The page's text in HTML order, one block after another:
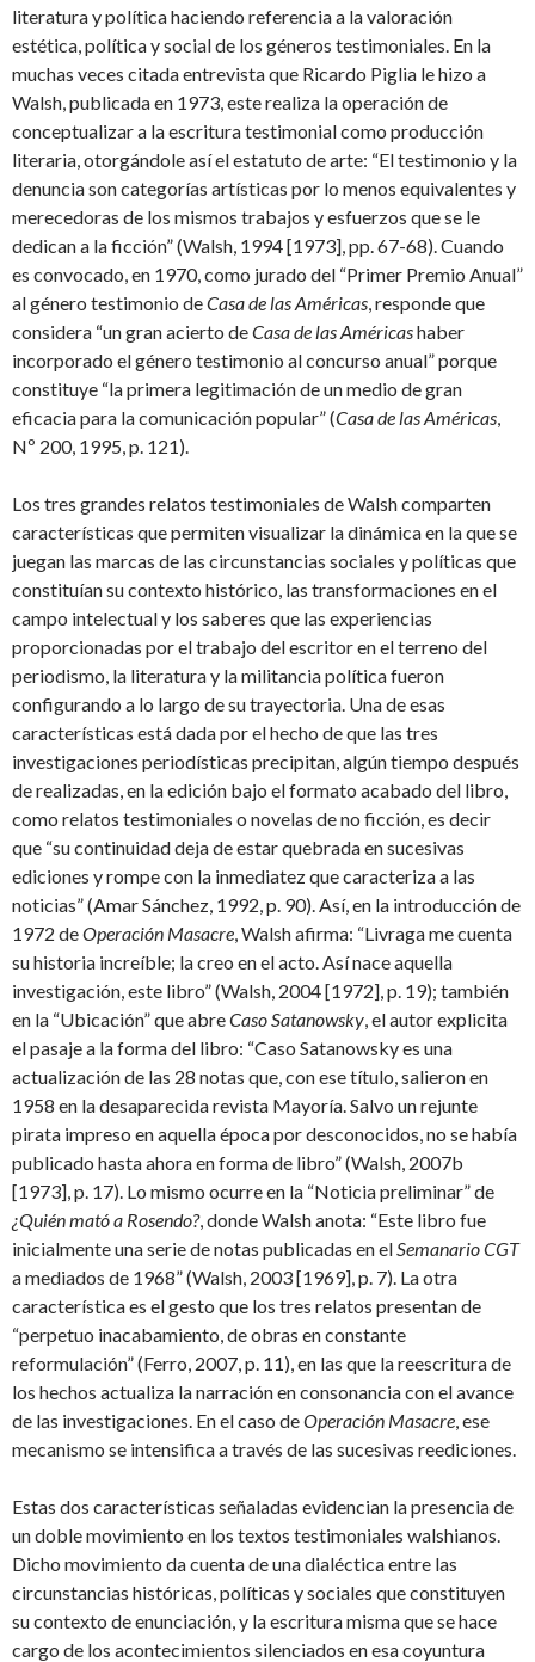
literatura y política haciendo referencia a la valoración
estética, política y social de los géneros testimoniales. En la
muchas veces citada entrevista que Ricardo Piglia le hizo a
Walsh, publicada en 1973, este realiza la operación de
conceptualizar a la escritura testimonial como producción
literaria, otorgándole así el estatuto de arte: “El testimonio y la
denuncia son categorías artísticas por lo menos equivalentes y
merecedoras de los mismos trabajos y esfuerzos que se le
dedican a la ficción” (Walsh, 1994 [1973], pp. 67-68). Cuando
es convocado, en 1970, como jurado del “Primer Premio Anual”
al género testimonio deCasa de las Américas, responde que
considera “un gran acierto deCasa de las Américashaber
incorporado el género testimonio al concurso anual” porque
constituye “la primera legitimación de un medio de gran
eficacia para la comunicación popular” (Casa de lasAméricas,
Nº 200, 1995, p. 121).
Los tres grandes relatos testimoniales de Walsh comparten
características que permiten visualizar la dinámica en la que se
juegan las marcas de las circunstancias sociales y políticas que
constituían su contexto histórico, las transformaciones en el
campo intelectual y los saberes que las experiencias
proporcionadas por el trabajo del escritor en el terreno del
periodismo, la literatura y la militancia política fueron
configurando a lo largo de su trayectoria. Una de esas
características está dada por el hecho de que las tres
investigaciones periodísticas precipitan, algún tiempo después
de realizadas, en la edición bajo el formato acabado del libro,
como relatos testimoniales o novelas de no ficción, es decir
que “su continuidad deja de estar quebrada en sucesivas
ediciones y rompe con la inmediatez que caracteriza a las
noticias” (Amar Sánchez, 1992, p. 90). Así, en la introducción de
1972 deOperación Masacre, Walsh afirma: “Livraga me cuenta
su historia increíble; la creo en el acto. Así nace aquella
investigación, este libro” (Walsh, 2004 [1972], p. 19); también
en la “Ubicación” que abreCaso Satanowsky, el autor explicita
el pasaje a la forma del libro: “Caso Satanowsky es una
actualización de las 28 notas que, con ese título, salieron en
1958 en la desaparecida revista Mayoría. Salvo un rejunte
pirata impreso en aquella época por desconocidos, no se había
publicado hasta ahora en forma de libro” (Walsh, 2007b
[1973], p. 17). Lo mismo ocurre en la “Noticia preliminar” de
¿Quién mató a Rosendo?, donde Walsh anota: “Este libro fue
inicialmente una serie de notas publicadas en elSemanario CGT
a mediados de 1968” (Walsh, 2003 [1969], p. 7). La otra
característica es el gesto que los tres relatos presentan de
“perpetuo inacabamiento, de obras en constante
reformulación” (Ferro, 2007, p. 11), en las que la reescritura de
los hechos actualiza la narración en consonancia con el avance
de las investigaciones. En el caso deOperación Masacre, ese
mecanismo se intensifica a través de las sucesivas reediciones.
Estas dos características señaladas evidencian la presencia de
un doble movimiento en los textos testimoniales walshianos.
Dicho movimiento da cuenta de una dialéctica entre las
circunstancias históricas, políticas y sociales que constituyen
su contexto de enunciación, y la escritura misma que se hace
cargo de los acontecimientos silenciados en esa coyuntura